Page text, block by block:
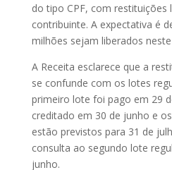
do tipo CPF, com restituições
contribuinte. A expectativa é
milhões sejam liberados
A Receita esclarece que a
se confunde com os lotes
primeiro lote foi pago em 29
creditado em 30 de junho e
estão previstos para 31 de
consulta ao segundo lote
junho.